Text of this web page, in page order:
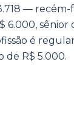
—
6.000, sênior
é
de R$ 5.000.